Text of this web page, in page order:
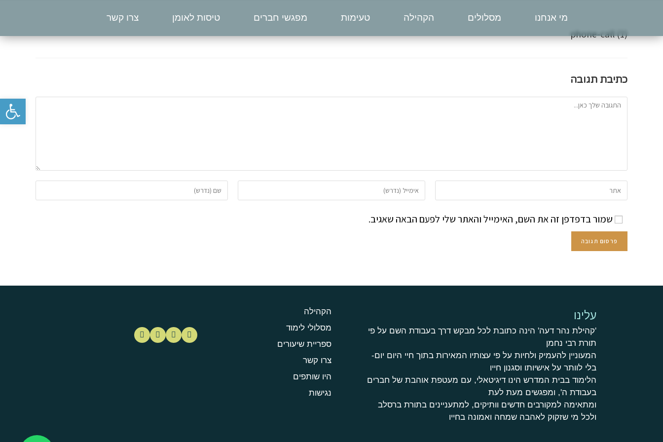
מי אנחנו מסלולים הקהילה טעימות מפגשי חברים טיסות לאומן צרו קשר
phone-call (1)
כתיבת תגובה
שמור בדפדפן זה את השם, האימייל והאתר שלי לפעם הבאה שאגיב.
עלינו
'קהילת נהר דעה' הינה כתובת לכל מבקש דרך בעבודת השם על פי
תורת רבי נחמן
המעוניין להעמיק ולחיות על פי עצותיו המאירות בתוך חיי היום יום-
בלי לוותר על אישיותו וסגנון חייו
הלימוד בבית המדרש הינו דיגיטאלי, עם מעטפת אוהבת של חברים
בעבודת ה', ומפגשים מעת לעת
ומתאימה למקורבים חדשים וותיקים, למתעניינים בתורת ברסלב
ולכל מי שזקוק לאהבה שמחה ואמונה בחייו
הקהילה
מסלולי לימוד
ספריית שיעורים
צרו קשר
היו שותפים
נגישות
פתח סרגל נגישות